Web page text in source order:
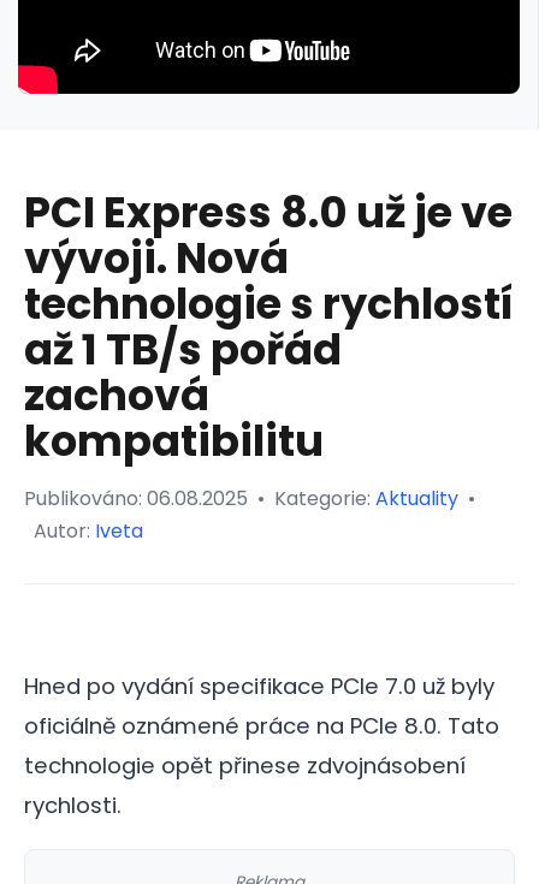
PCI Express 8.0 už je ve
vývoji. Nová
technologie s rychlostí
až 1 TB/s pořád
zachová
kompatibilitu
Publikováno: 06.08.2025 • Kategorie: Aktuality •
Autor: Iveta
Hned po vydání specifikace PCIe 7.0 už byly
oficiálně oznámené práce na PCIe 8.0. Tato
technologie opět přinese zdvojnásobení
rychlosti.